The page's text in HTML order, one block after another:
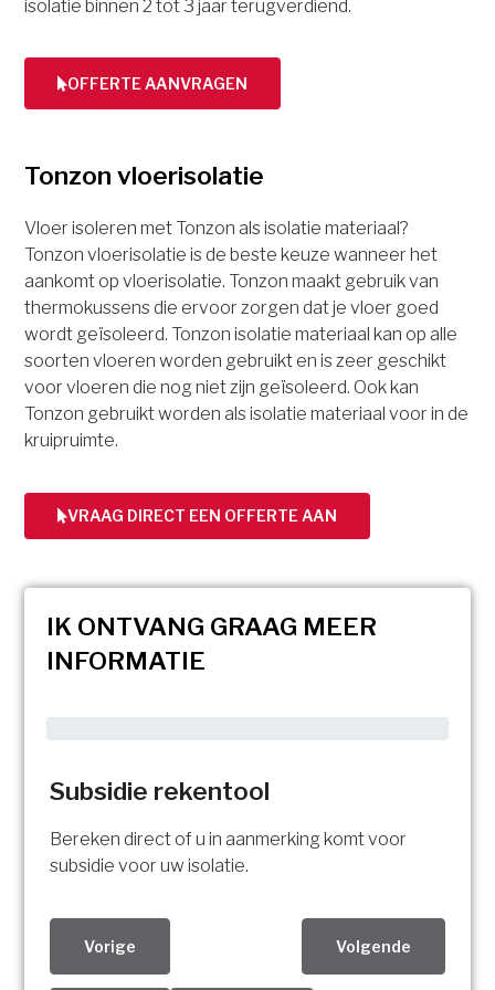
isolatie binnen 2 tot 3 jaar terugverdiend.
OFFERTE AANVRAGEN
Tonzon vloerisolatie
Vloer isoleren met Tonzon als isolatie materiaal?
Tonzon vloerisolatie is de beste keuze wanneer het
aankomt op vloerisolatie. Tonzon maakt gebruik van
thermokussens die ervoor zorgen dat je vloer goed
wordt geïsoleerd. Tonzon isolatie materiaal kan op alle
soorten vloeren worden gebruikt en is zeer geschikt
voor vloeren die nog niet zijn geïsoleerd. Ook kan
Tonzon gebruikt worden als isolatie materiaal voor in de
kruipruimte.
VRAAG DIRECT EEN OFFERTE AAN
IK ONTVANG GRAAG MEER
INFORMATIE
Subsidie rekentool
Bereken direct of u in aanmerking komt voor
subsidie voor uw isolatie.
Vorige Volgende